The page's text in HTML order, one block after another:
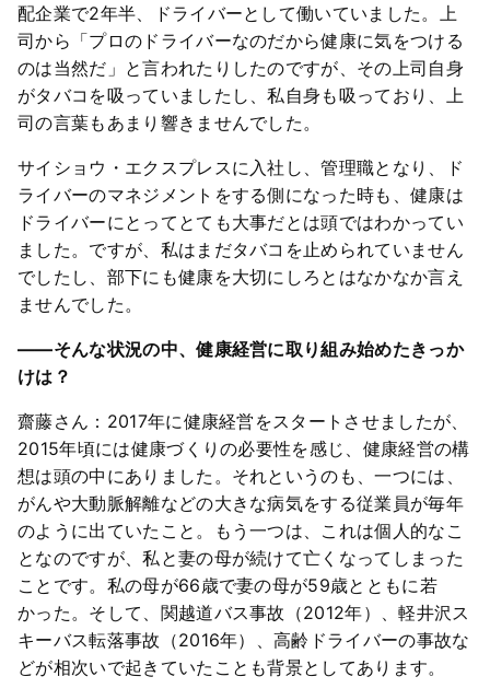
配企業で2年半、ドライバーとして働いていました。上
司から「プロのドライバーなのだから健康に気をつける
のは当然だ」と言われたりしたのですが、その上司自身
がタバコを吸っていましたし、私自身も吸っており、上
司の言葉もあまり響きませんでした。
サイショウ・エクスプレスに入社し、管理職となり、ド
ライバーのマネジメントをする側になった時も、健康は
ドライバーにとってとても大事だとは頭ではわかってい
ました。ですが、私はまだタバコを止められていません
でしたし、部下にも健康を大切にしろとはなかなか言え
ませんでした。
――そんな状況の中、健康経営に取り組み始めたきっか
けは？
齋藤さん：2017年に健康経営をスタートさせましたが、
2015年頃には健康づくりの必要性を感じ、健康経営の構
想は頭の中にありました。それというのも、一つには、
がんや大動脈解離などの大きな病気をする従業員が毎年
のように出ていたこと。もう一つは、これは個人的なこ
となのですが、私と妻の母が続けて亡くなってしまった
ことです。私の母が66歳で妻の母が59歳とともに若
かった。そして、関越道バス事故（2012年）、軽井沢ス
キーバス転落事故（2016年）、高齢ドライバーの事故な
どが相次いで起きていたことも背景としてあります。